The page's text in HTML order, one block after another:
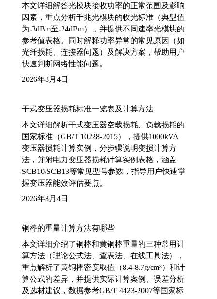
本文详细解答光模块接收功率的正常范围及影响
因素，重点分析千兆光模块的收光标准（典型值
为-3dBm至-24dBm），并提供不同速率光模块的
参考值表格。同时解释功率异常的常见原因（如
光纤损耗、连接器问题）及解决方案，帮助用户
快速判断网络性能问题。
2026年8月4日
干式变压器损耗标准一览表及计算方法
本文详细解析干式变压器空载损耗、负载损耗的
国家标准（GB/T 10228-2015），提供1000kVA
变压器损耗计算实例，分步骤说明变损计算方
法，并附电力变压器损耗计算实例表格，涵盖
SCB10/SCB13等常见型号参数，指导用户快速掌
握变压器能效评估要点。
2026年8月4日
铜棒的重量计算方法有哪些
本文详细介绍了铜棒和黄铜棒重量的三种常用计
算方法（理论公式法、查表法、在线工具法），
重点解析了黄铜棒密度取值（8.4-8.7g/cm³）和计
算公式的差异，并提供实际计算案例、误差分析
及选材建议，数据参考GB/T 4423-2007等国家标